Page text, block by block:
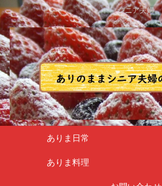
シニア夫婦
ありま日常
ありま料理